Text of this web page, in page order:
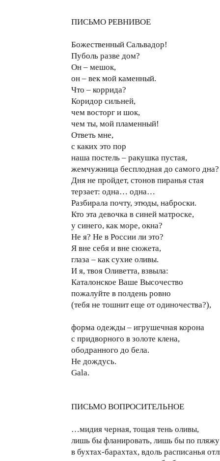
ПИСЬМО РЕВНИВОЕ
Божественный Сальвадор!
Пуболь разве дом?
Он – мешок,
он – век мой каменный.
Что – коррида?
Коридор сильней,
чем восторг и шок,
чем ты, мой пламенный!
Ответь мне,
с каких это пор
наша постель – ракушка пустая,
жемчужница бесплодная до самого дна?
Дня не пройдет, стонов пиранья стая
терзает: одна… одна…
Разбирала почту, этюды, наброски.
Кто эта девочка в синей матроске,
у синего, как море, окна?
Не я? Не в России ли это?
Я вне себя и вне сюжета,
глаза – как сухие оливы.
И я, твоя Оливетта, взвыла:
Каталонское Ваше Высочество
пожалуйте в полдень ровно
(тебя не тошнит еще от одиночества?),
форма одежды – игрушечная корона
с придворного в золоте клена,
ободранного до бела.
Не дождусь.
Gala.
ПИСЬМО ВОПРОСИТЕЛЬНОЕ
…мидия черная, тощая тень оливы,
лишь бы фланировать, лишь бы по пляжу
в бухтах-барахтах, вдоль расписанья